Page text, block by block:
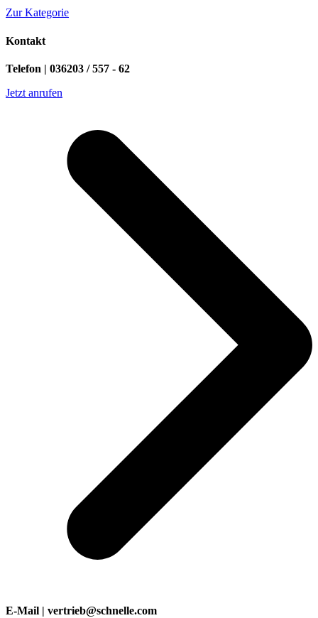
Zur Kategorie
Kontakt
Telefon | 036203 / 557 - 62
Jetzt anrufen
E-Mail | vertrieb@schnelle.com